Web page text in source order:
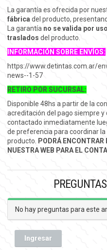
La garantía es ofrecida por
fábrica del producto,
La garantía no se valida por
traslados del producto.
INFORMACIÓN SOBRE ENVÍOS:
https://www.detintas.com.ar/
news--1-57
RETIRO POR SUCURSAL:
Disponible 48hs a partir de la
acreditación del pago siempre y
contactado inmediatamente
de preferencia para coordinar
producto. PODRÁ ENCONTRAR
NUESTRA WEB PARA EL
No hay preguntas para este
Ingresar